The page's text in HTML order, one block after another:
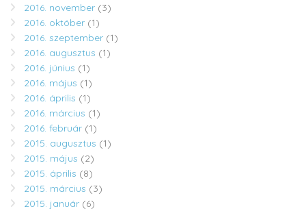
2016. november (3)
2016. október (1)
2016. szeptember (1)
2016. augusztus (1)
2016. június (1)
2016. május (1)
2016. április (1)
2016. március (1)
2016. február (1)
2015. augusztus (1)
2015. május (2)
2015. április (8)
2015. március (3)
2015. január (6)